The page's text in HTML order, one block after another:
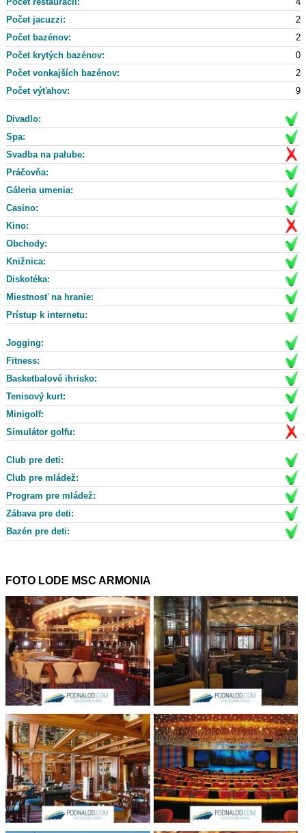
Počet jacuzzi:
2
Počet bazénov:
2
Počet krytých bazénov:
0
Počet vonkajších bazénov:
2
Počet výťahov:
9
Divadlo:
Spa:
Svadba na palube:
Práčovňa:
Gáleria umenia:
Casino:
Kino:
Obchody:
Knižnica:
Diskotéka:
Miestnosť na hranie:
Prístup k internetu:
Jogging:
Fitness:
Basketbalové ihrisko:
Tenisový kurt:
Minigolf:
Simulátor golfu:
Club pre deti:
Club pre mládež:
Program pre mládež:
Zábava pre deti:
Bazén pre deti:
FOTO LODE MSC ARMONIA